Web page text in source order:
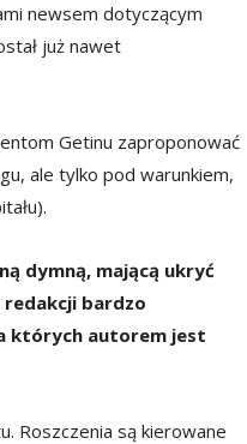
newsem dotyczącym
już nawet
Getinu zaproponować
ale tylko pod warunkiem,
dymną, mającą ukryć
bardzo
których autorem jest
Roszczenia są kierowane